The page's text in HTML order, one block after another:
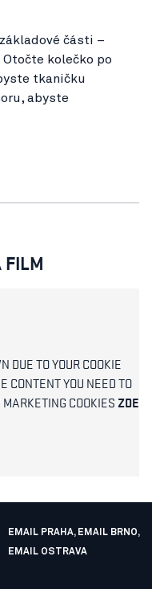
části –
Otočte kolečko po
tkaničku
abyste
FILM
DUE TO YOUR COOKIE
CONTENT YOU NEED TO
COOKIES ZDE
EMAIL PRAHA, EMAIL BRNO,
EMAIL OSTRAVA